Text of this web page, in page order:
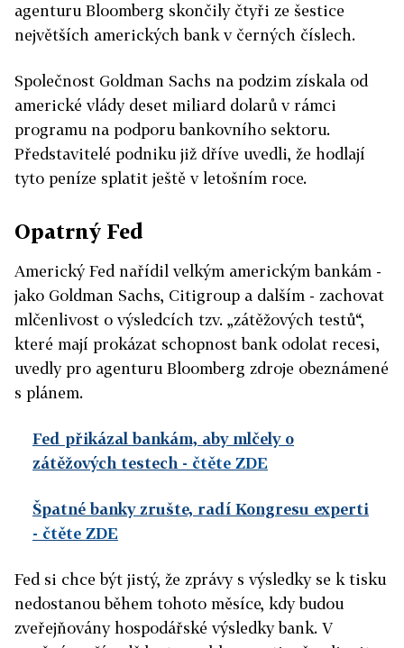
agenturu Bloomberg skončily čtyři ze šestice
největších amerických bank v černých číslech.
Společnost Goldman Sachs na podzim získala od
americké vlády deset miliard dolarů v rámci
programu na podporu bankovního sektoru.
Představitelé podniku již dříve uvedli, že hodlají
tyto peníze splatit ještě v letošním roce.
Opatrný Fed
Americký Fed nařídil velkým americkým bankám -
jako Goldman Sachs, Citigroup a dalším - zachovat
mlčenlivost o výsledcích tzv. „zátěžových testů“,
které mají prokázat schopnost bank odolat recesi,
uvedly pro agenturu Bloomberg zdroje obeznámené
s plánem.
Fed přikázal bankám, aby mlčely o
zátěžových testech - čtěte ZDE
Špatné banky zrušte, radí Kongresu experti
- čtěte ZDE
Fed si chce být jistý, že zprávy s výsledky se k tisku
nedostanou během tohoto měsíce, kdy budou
zveřejňovány hospodářské výsledky bank. V